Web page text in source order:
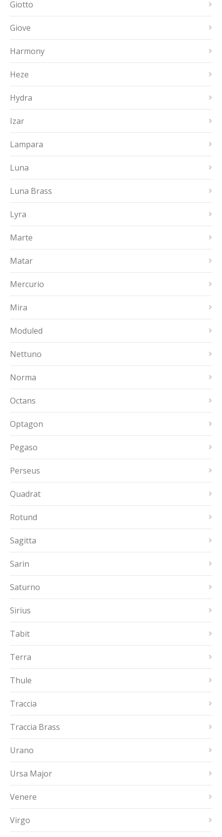
Giotto
Giove
Harmony
Heze
Hydra
Izar
Lampara
Luna
Luna Brass
Lyra
Marte
Matar
Mercurio
Mira
Moduled
Nettuno
Norma
Octans
Optagon
Pegaso
Perseus
Quadrat
Rotund
Sagitta
Sarin
Saturno
Sirius
Tabit
Terra
Thule
Traccia
Traccia Brass
Urano
Ursa Major
Venere
Virgo